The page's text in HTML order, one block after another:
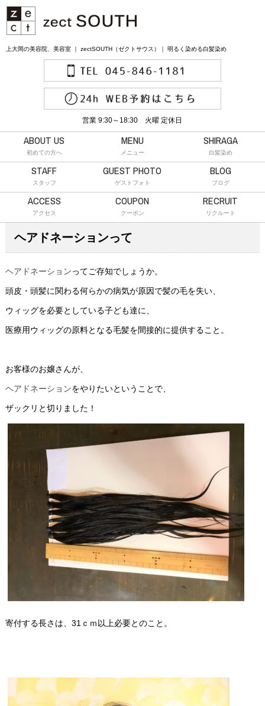
上大岡の美容院、美容室 ｜ zectSOUTH（ゼクトサウス）｜ 明るく染める白髪染め
営業 9:30～18:30 火曜 定休日
ABOUT US
初めての方へ
MENU
メニュー
SHIRAGA
白髪染め
STAFF
スタッフ
GUEST PHOTO
ゲストフォト
BLOG
ブログ
ACCESS
アクセス
COUPON
クーポン
RECRUIT
リクルート
ヘアドネーションって
ヘアドネーションってご存知でしょうか。
頭皮・頭髪に関わる何らかの病気が原因で髪の毛を失い、
ウィッグを必要としている子ども達に、
医療用ウィッグの原料となる毛髪を間接的に提供すること。
お客様のお嬢さんが、
ヘアドネーションをやりたいということで、
ザックリと切りました！
寄付する長さは、31ｃｍ以上必要とのこと。